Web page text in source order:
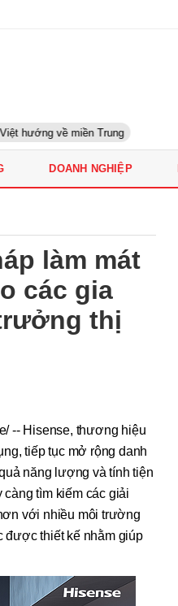
hướng về miền Trung
DOANH NGHIỆP
làm mát
các gia
thị
-- Hisense, thương hiệu
tiếp tục mở rộng danh
năng lượng và tính tiện
tìm kiếm các giải
với nhiều môi trường
được thiết kế nhằm giúp